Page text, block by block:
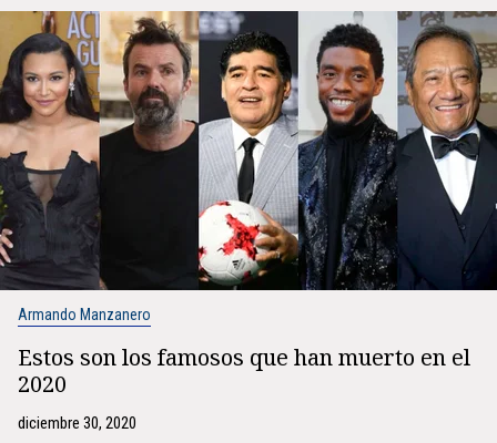
Armando Manzanero
Estos son los famosos que han muerto en el
2020
diciembre 30, 2020